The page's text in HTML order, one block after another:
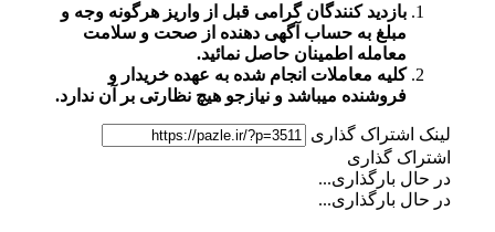
بازدید کنندگان گرامی قبل از واریز هرگونه وجه و
مبلغ به حساب آگهی دهنده از صحت و سلامت
معامله اطمینان حاصل نمائید.
کلیه معاملات انجام شده به عهده خریدار و
فروشنده میباشد و نیازجو هیچ نظارتی بر آن ندارد.
لینک اشتراک گذاری
اشتراک گذاری
در حال بارگذاری...
در حال بارگذاری...